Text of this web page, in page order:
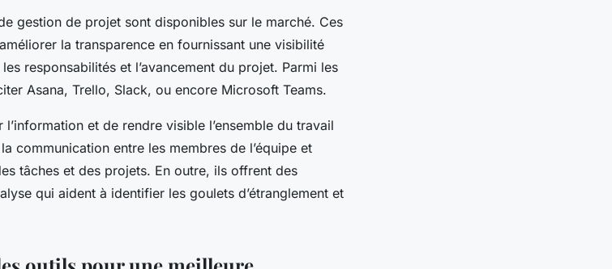
gestion de projet sont disponibles sur le marché. Ces
la transparence en fournissant une visibilité
responsabilités et l’avancement du projet. Parmi les
Asana, Trello, Slack, ou encore Microsoft Teams.
et de rendre visible l’ensemble du travail
communication entre les membres de l’équipe et
tâches et des projets. En outre, ils offrent des
qui aident à identifier les goulets d’étranglement et